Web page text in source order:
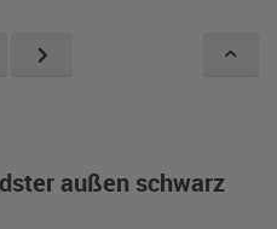
außen schwarz